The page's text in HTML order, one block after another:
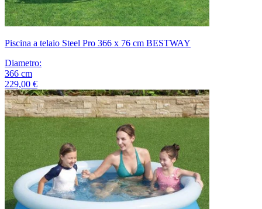
Piscina a telaio Steel Pro 366 x 76 cm BESTWAY
Diametro:
366 cm
229,00 €